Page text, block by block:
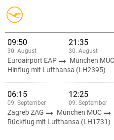
09:50
30. August
21:35
30. August
Euroairport EAP München MUC
Hinflug mit Lufthansa (LH2395)
06:15
09. September
12:25
09. September
Zagreb ZAG München MUC
Rückflug mit Lufthansa (LH1731)